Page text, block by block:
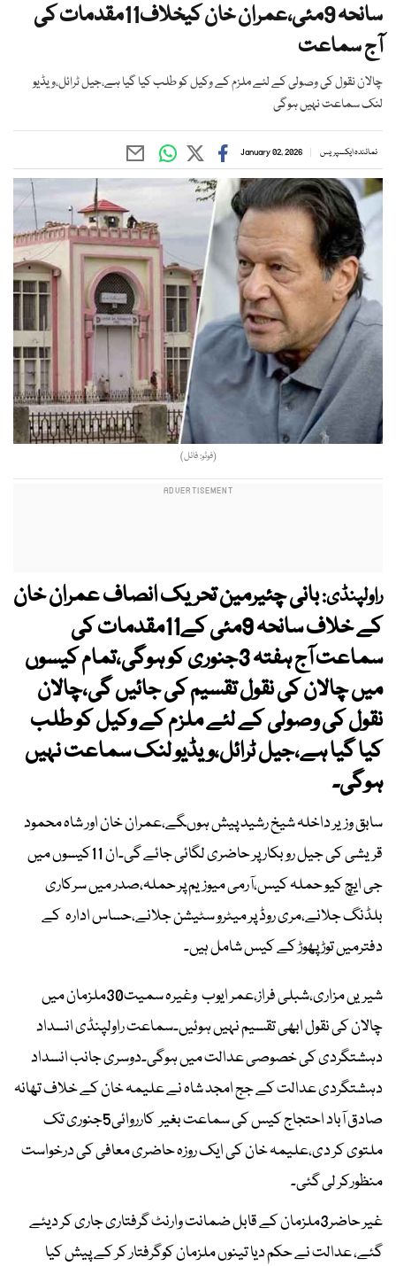
سانحہ 9مئی،عمران خان کیخلاف11مقدمات کی
آج سماعت
چالان نقول کی وصولی کے لئے ملزم کے وکیل کو طلب کیا گیا ہے،جیل ٹرائل،ویڈیو
لنک سماعت نہیں ہوگی
نمائندہ ایکسپریس January 02, 2026
(فوٹو: فائل)
راولپنڈی:بانی چئیرمین تحریک انصاف عمران خان
کے خلاف سانحہ 9مئی کے11مقدمات کی
سماعت آج ہفتہ 3جنوری کو ہوگی،تمام کیسوں
میں چالان کی نقول تقسیم کی جائیں گی،چالان
نقول کی وصولی کے لئے ملزم کے وکیل کو طلب
کیا گیا ہے،جیل ٹرائل،ویڈیو لنک سماعت نہیں
ہوگی۔
سابق وزیر داخلہ شیخ رشید پیش ہوںگے،عمران خان اور شاہ محمود
قریشی کی جیل روبکار پر حاضری لگائی جائے گی۔ان 11کیسوں میں
جی ایچ کیو حملہ کیس،آرمی میوزیم پر حملہ،صدر میں سرکاری
بلڈنگ جلانے،مری روڈ پر میٹرو سٹیشن جلانے،حساس ادارہ کے
دفترمیں توڑ پھوڑ کے کیس شامل ہیں۔
شیریں مزاری،شبلی فراز،عمر ایوب وغیرہ سمیت30ملزمان میں
چالان کی نقول ابھی تقسیم نہیں ہوئیں۔سماعت راولپنڈی انسداد
دہشتگردی کی خصوصی عدالت میں ہوگی۔دوسری جانب انسداد
دہشتگردی عدالت کے جج امجد شاہ نے علیمہ خان کے خلاف تھانہ
صادق آباد احتجاج کیس کی سماعت بغیر کارروائی5جنوری تک
ملتوی کر دی،علیمہ خان کی ایک روزہ حاضری معافی کی درخواست
منظورکر لی گئی۔
غیر حاضر3ملزمان کے قابل ضمانت وارنٹ گرفتاری جاری کر دیئے
گئے، عدالت نے حکم دیا تینوں ملزمان کوگرفتار کر کے پیش کیا